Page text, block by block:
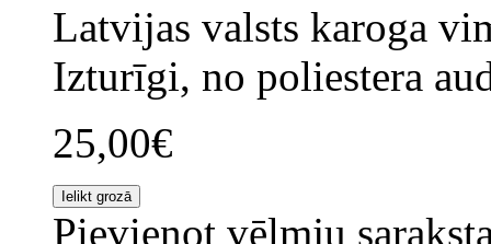
Latvijas valsts karoga
Izturīgi, no poliestera
25,00€
Pievienot vēlmju